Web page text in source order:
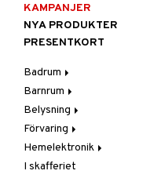
KAMPANJER
NYA PRODUKTER
PRESENTKORT
Badrum
Badrumsinredning
Badrumstextilier
Badrumstillbehör
Barnrum
Barnlampor
Barnmöbler
Barnrumsdekoration
Barnrumsförvaring
Belysning
Belysningstillbehör
Lampor
Bordslampor
LED-ljus
Förvaring
Hängare & krokar
Hyllor
Hemelektronik
Ljud
I skafferiet